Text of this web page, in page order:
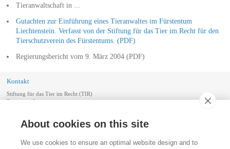
Tieranwaltschaft in ...
Gutachten zur Einführung eines Tieranwaltes im Fürstentum
Liechtenstein. Verfasst von der Stiftung für das Tier im Recht für den
Tierschutzverein des Fürstentums. (PDF)
Regierungsbericht vom 9. März 2004 (PDF)
Kontakt
Stiftung für das Tier im Recht (TIR)
Rigistrasse 9
info@tierimrecht.org
Ihre Spende kann von den Steuern abgezogen werden.
About cookies on this site
We use cookies to ensure an optimal website design and to